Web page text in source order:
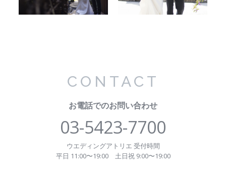
CONTACT
お電話でのお問い合わせ
03-5423-7700
ウエディングアトリエ 受付時間
平日 11:00〜19:00
土日祝 9:00〜19:00